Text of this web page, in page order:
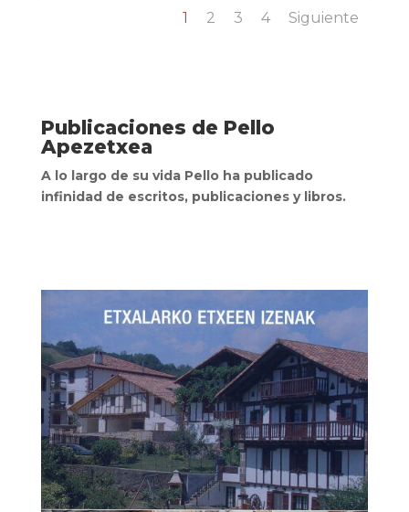
1 2 3 4 Siguiente
Publicaciones de Pello
Apezetxea
A lo largo de su vida Pello ha publicado
infinidad de escritos, publicaciones y libros.